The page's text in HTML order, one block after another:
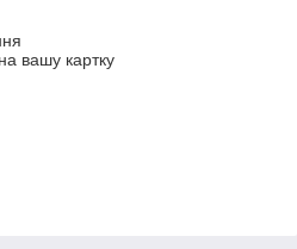
вашу картку